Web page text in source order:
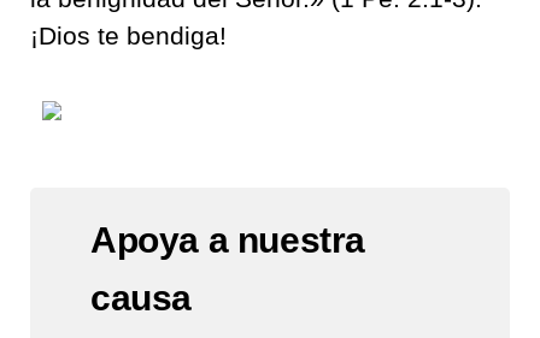
¡Dios te bendiga!
Apoya a nuestra
causa